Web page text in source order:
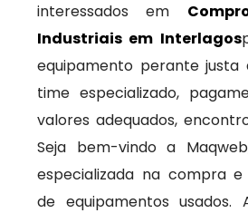
interessados em
Industriais em Interlagos
equipamento perante justa
time especializado,
valores adequados,
Seja bem-vindo a
especializada na compra e
de equipamentos usados.